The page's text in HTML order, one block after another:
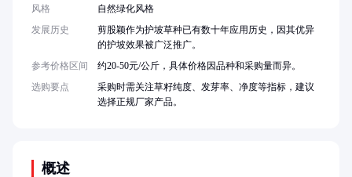
概述
风格
自然绿化风格
发展历史
剪股颖作为护坡草种已有数十年应用历史，因其优异
的护坡效果被广泛推广。
参考价格区间
约20-50元/公斤，具体价格因品种和采购量而异。
选购要点
采购时需关注草籽纯度、发芽率、净度等指标，建议
选择正规厂家产品。